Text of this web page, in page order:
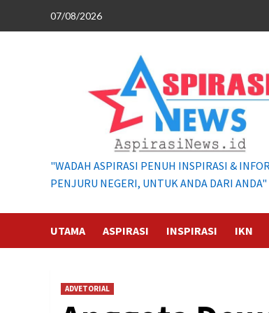
07/08/2026
"WADAH ASPIRASI PENUH INSPIRASI &
PENJURU NEGERI, UNTUK ANDA DARI ANDA"
UTAMA ASPIRASI INSPIRASI IKN
ADVETORIAL